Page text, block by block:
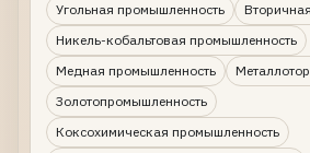
Угольная промышленность
Никель-кобальтовая промышленность
Медная промышленность
Золотопромышленность
Коксохимическая промышленность